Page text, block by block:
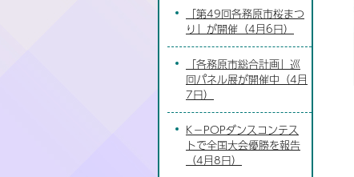
「第49回各務原市桜まつ
り」が開催（4月6日）
「各務原市総合計画」巡
回パネル展が開催中（4月
7日）
K－POPダンスコンテス
トで全国大会優勝を報告
（4月8日）